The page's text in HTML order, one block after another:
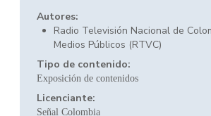
Autores:
Radio Televisión Nacional de
Medios Públicos (RTVC)
Tipo de contenido:
Exposición de contenidos
Licenciante:
Señal Colombia